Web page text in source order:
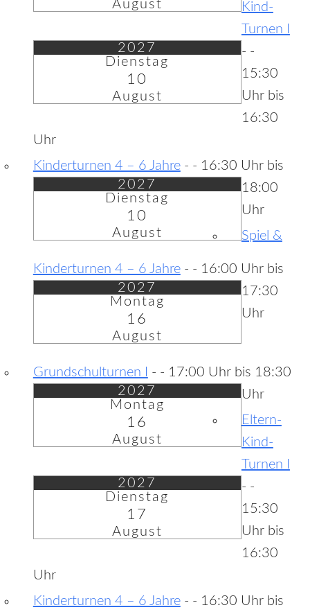
August
Kind-
Turnen I
-
2027
Dienstag
10
August
-
15:30
Uhr bis
16:30
Uhr
Kinderturnen 4 – 6 Jahre-
2027
Dienstag
10
August
- 16:30 Uhr bis
18:00
Uhr
Spiel &
Kinderturnen 4 – 6 Jahre-
2027
Montag
16
August
- 16:00 Uhr bis
17:30
Uhr
Grundschulturnen I
-
2027
Montag
16
August
- 17:00 Uhr bis 18:30
Uhr
Eltern-
Kind-
Turnen I
-
2027
Dienstag
17
August
-
15:30
Uhr bis
16:30
Uhr
Kinderturnen 4 – 6 Jahre- - 16:30 Uhr bis